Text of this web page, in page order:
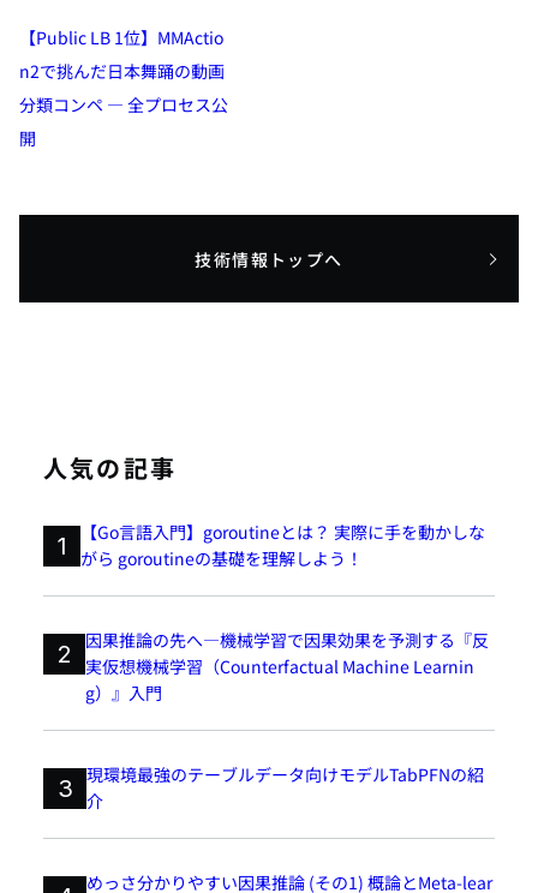
【Public LB 1位】MMActio
n2で挑んだ日本舞踊の動画
分類コンペ — 全プロセス公
開
技術情報トップへ
人気の記事
1
【Go言語入門】goroutineとは？ 実際に手を動かしな
がら goroutineの基礎を理解しよう！
2
因果推論の先へ―機械学習で因果効果を予測する『反
実仮想機械学習（Counterfactual Machine Learnin
g）』入門
3 現環境最強のテーブルデータ向けモデルTabPFNの紹
介
めっさ分かりやすい因果推論 (その1) 概論とMeta-lear